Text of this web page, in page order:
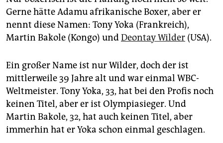
Gerne hätte Adamu afrikanische Boxer, aber er
nennt diese Namen: Tony Yoka (Frankreich),
Martin Bakole (Kongo) undDeontay Wilder (USA).
Ein großer Name ist nur Wilder, doch der ist
mittlerweile 39 Jahre alt und war einmal WBC-
Weltmeister. Tony Yoka, 33, hat bei den Profis noch
keinen Titel, aber er ist Olympiasieger. Und
Martin Bakole, 32, hat auch keinen Titel, aber
immerhin hat er Yoka schon einmal geschlagen.